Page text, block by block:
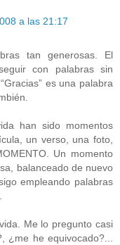
a las 21:17
tan generosas. El
con palabras sin
es una palabra
han sido momentos
un verso, una foto,
Un momento
balanceado de nuevo
empleando palabras
Me lo pregunto casi
¿me he equivocado?...